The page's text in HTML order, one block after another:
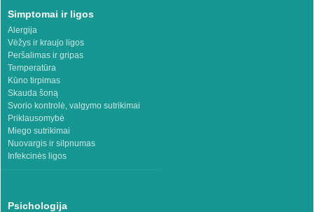
Simptomai ir ligos
Alergija
Vėžys ir kraujo ligos
Peršalimas ir gripas
Temperatūra
Kūno tirpimas
Skauda šoną
Svorio kontrolė, valgymo sutrikimai
Priklausomybė
Miego sutrikimai
Nuovargis ir silpnumas
Infekcinės ligos
Psichologija